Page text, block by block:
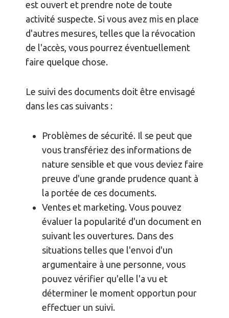
est ouvert et prendre note de toute
activité suspecte. Si vous avez mis en place
d'autres mesures, telles que la révocation
de l'accès, vous pourrez éventuellement
faire quelque chose.
Le suivi des documents doit être envisagé
dans les cas suivants :
Problèmes de sécurité. Il se peut que
vous transfériez des informations de
nature sensible et que vous deviez faire
preuve d'une grande prudence quant à
la portée de ces documents.
Ventes et marketing. Vous pouvez
évaluer la popularité d'un document en
suivant les ouvertures. Dans des
situations telles que l'envoi d'un
argumentaire à une personne, vous
pouvez vérifier qu'elle l'a vu et
déterminer le moment opportun pour
effectuer un suivi.